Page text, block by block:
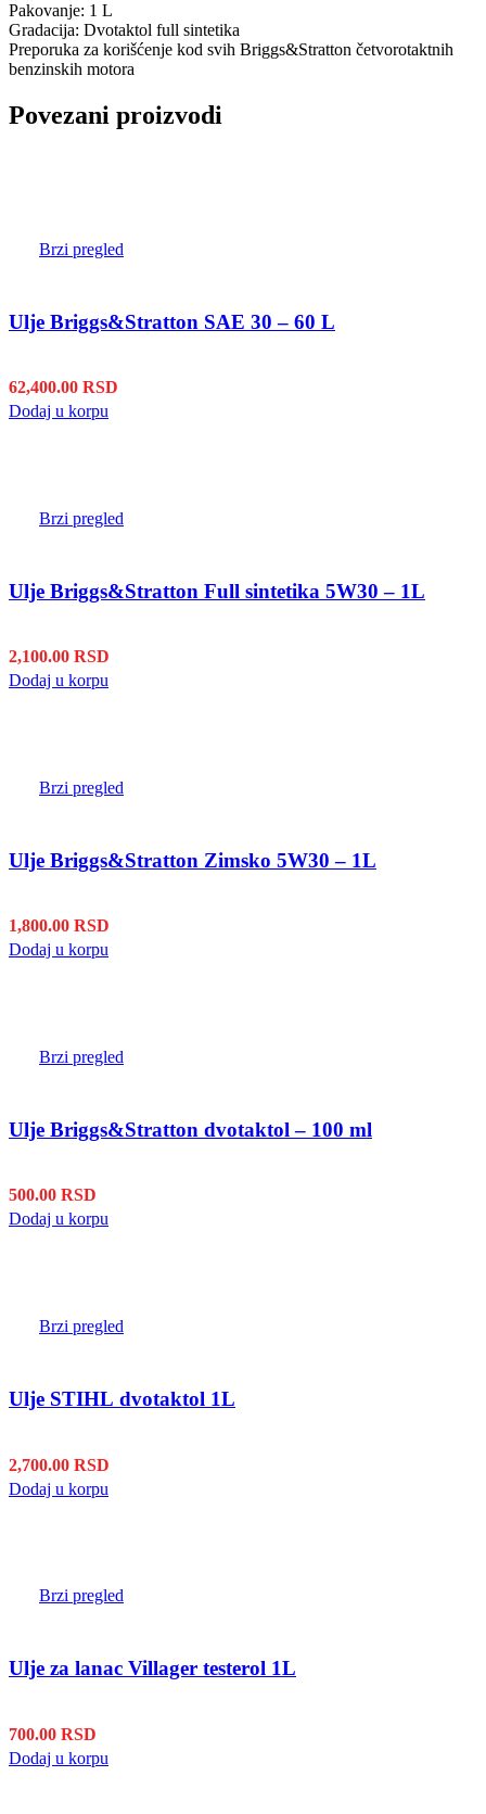
Pakovanje: 1 L
Gradacija: Dvotaktol full sintetika
Preporuka za korišćenje kod svih Briggs&Stratton četvorotaktnih
benzinskih motora
Povezani proizvodi
Brzi pregled
Ulje Briggs&Stratton SAE 30 – 60 L
62,400.00 RSD
Dodaj u korpu
Brzi pregled
Ulje Briggs&Stratton Full sintetika 5W30 – 1L
2,100.00 RSD
Dodaj u korpu
Brzi pregled
Ulje Briggs&Stratton Zimsko 5W30 – 1L
1,800.00 RSD
Dodaj u korpu
Brzi pregled
Ulje Briggs&Stratton dvotaktol – 100 ml
500.00 RSD
Dodaj u korpu
Brzi pregled
Ulje STIHL dvotaktol 1L
2,700.00 RSD
Dodaj u korpu
Brzi pregled
Ulje za lanac Villager testerol 1L
700.00 RSD
Dodaj u korpu